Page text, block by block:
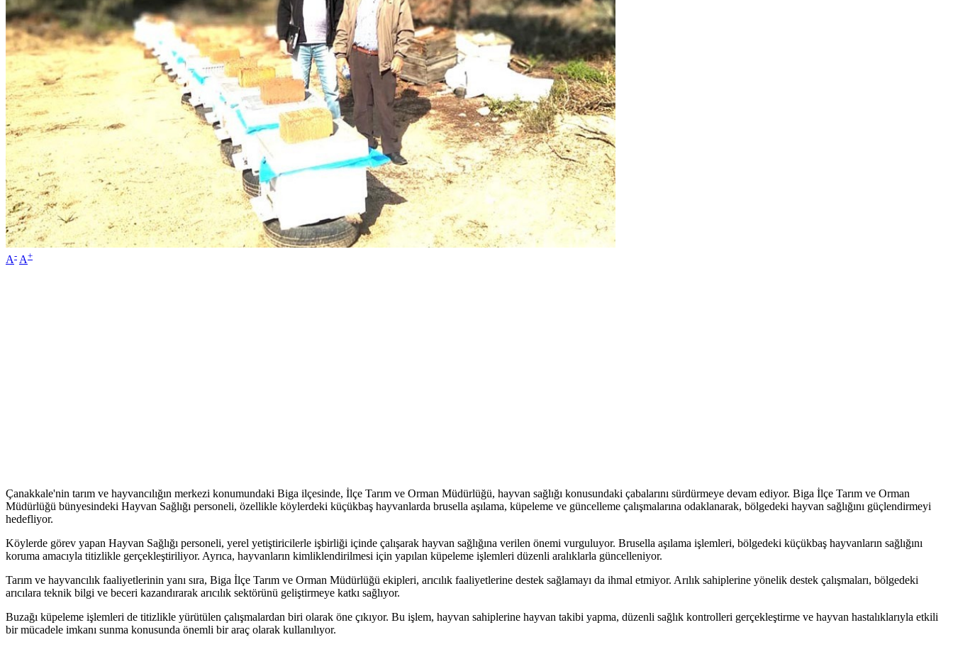
A- A+
Çanakkale'nin tarım ve hayvancılığın merkezi konumundaki Biga ilçesinde, İlçe Tarım ve Orman Müdürlüğü, hayvan sağlığı konusundaki çabalarını sürdürmeye devam ediyor. Biga İlçe Tarım ve Orman
Müdürlüğü bünyesindeki Hayvan Sağlığı personeli, özellikle köylerdeki küçükbaş hayvanlarda brusella aşılama, küpeleme ve güncelleme çalışmalarına odaklanarak, bölgedeki hayvan sağlığını güçlendirmeyi
hedefliyor.
Köylerde görev yapan Hayvan Sağlığı personeli, yerel yetiştiricilerle işbirliği içinde çalışarak hayvan sağlığına verilen önemi vurguluyor. Brusella aşılama işlemleri, bölgedeki küçükbaş hayvanların sağlığını
koruma amacıyla titizlikle gerçekleştiriliyor. Ayrıca, hayvanların kimliklendirilmesi için yapılan küpeleme işlemleri düzenli aralıklarla güncelleniyor.
Tarım ve hayvancılık faaliyetlerinin yanı sıra, Biga İlçe Tarım ve Orman Müdürlüğü ekipleri, arıcılık faaliyetlerine destek sağlamayı da ihmal etmiyor. Arılık sahiplerine yönelik destek çalışmaları, bölgedeki
arıcılara teknik bilgi ve beceri kazandırarak arıcılık sektörünü geliştirmeye katkı sağlıyor.
Buzağı küpeleme işlemleri de titizlikle yürütülen çalışmalardan biri olarak öne çıkıyor. Bu işlem, hayvan sahiplerine hayvan takibi yapma, düzenli sağlık kontrolleri gerçekleştirme ve hayvan hastalıklarıyla etkili
bir mücadele imkanı sunma konusunda önemli bir araç olarak kullanılıyor.